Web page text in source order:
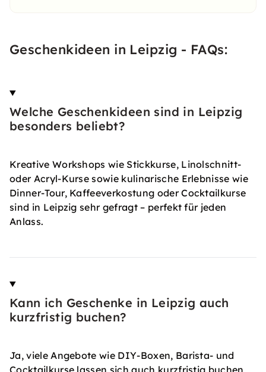
Geschenkideen in Leipzig - FAQs:
Welche Geschenkideen sind in Leipzig
besonders beliebt?
Kreative Workshops wie Stickkurse, Linolschnitt-
oder Acryl-Kurse sowie kulinarische Erlebnisse wie
Dinner-Tour, Kaffeeverkostung oder Cocktailkurse
sind in Leipzig sehr gefragt – perfekt für jeden
Anlass.
Kann ich Geschenke in Leipzig auch
kurzfristig buchen?
Ja, viele Angebote wie DIY-Boxen, Barista- und
Cocktailkurse lassen sich auch kurzfristig buchen